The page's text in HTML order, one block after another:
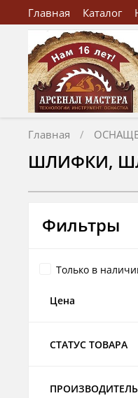
Главная Каталог
Главная
ШЛИФКИ,
Фильтры
Только в
Цена
СТАТУС ТОВАРА
ПРОИЗВОДИТЕЛЬ